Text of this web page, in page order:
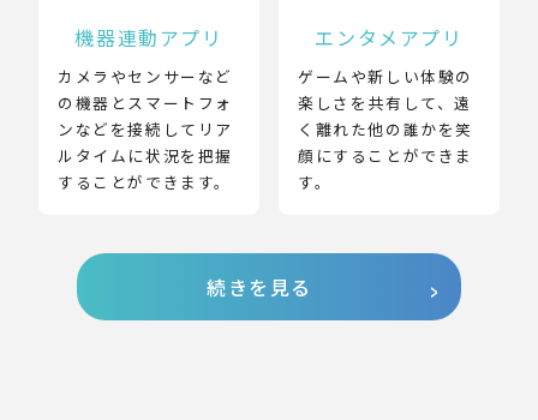
機器連動アプリ
カメラやセンサーなど
の機器とスマートフォ
ンなどを接続してリア
ルタイムに状況を把握
することができます。
エンタメアプリ
ゲームや新しい体験の
楽しさを共有して、遠
く離れた他の誰かを笑
顔にすることができま
す。
続きを見る